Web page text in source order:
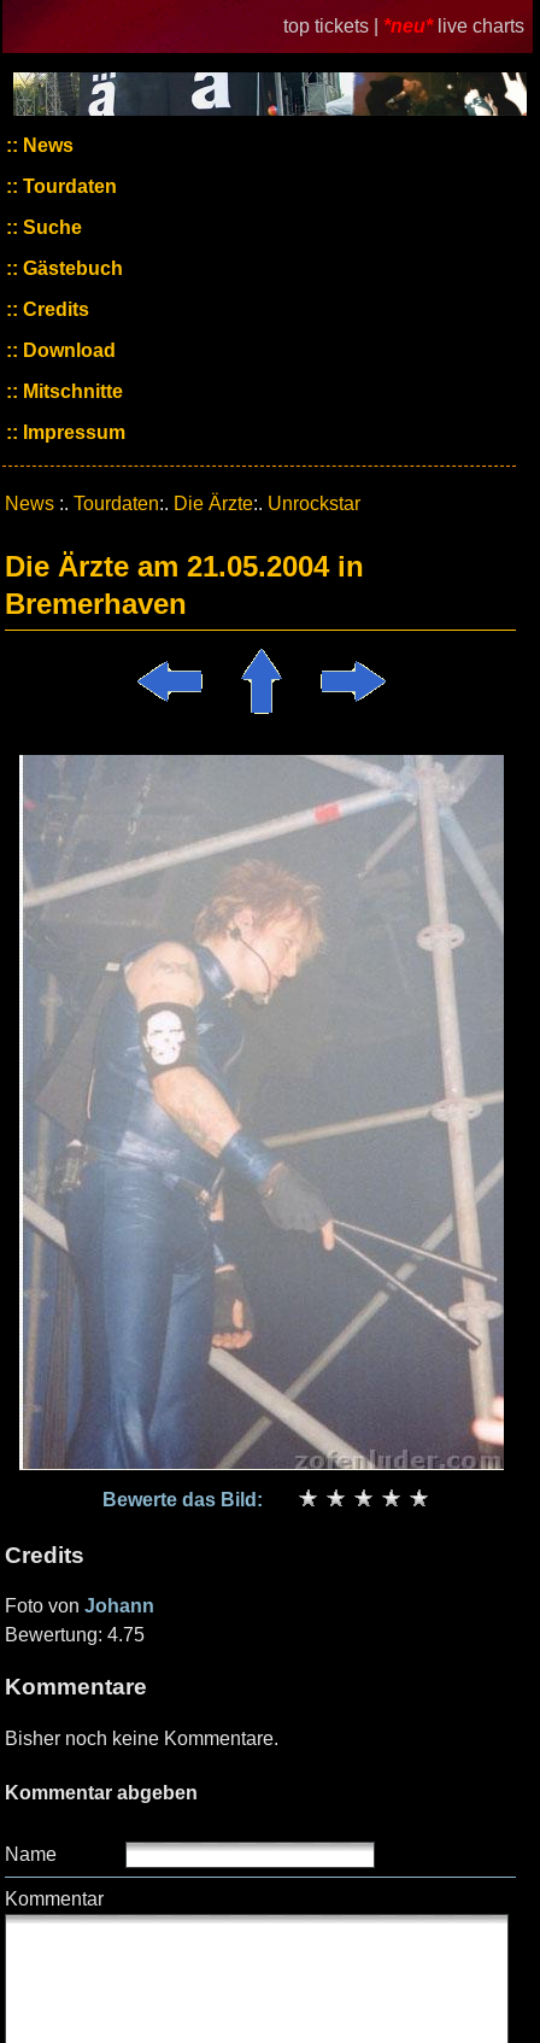
top tickets | *neu* live charts
News
Tourdaten
Suche
Gästebuch
Credits
Download
Mitschnitte
Impressum
News :. Tourdaten:. Die Ärzte:. Unrockstar
Die Ärzte am 21.05.2004 in
Bremerhaven
Bewerte das Bild:
Credits
Foto von Johann
Bewertung: 4.75
Kommentare
Bisher noch keine Kommentare.
Kommentar abgeben
Name
Kommentar